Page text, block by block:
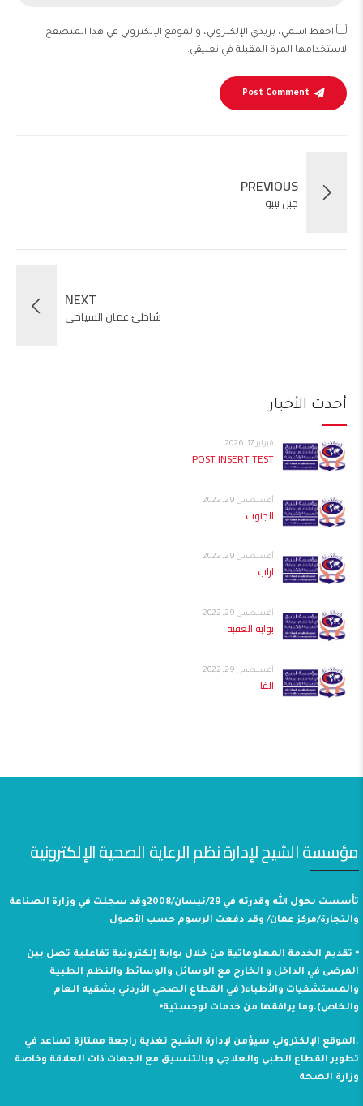
احفظ اسمي، بريدي الإلكتروني، والموقع الإلكتروني في هذا المتصفح
لاستخدامها المرة المقبلة في تعليقي.
Post Comment
PREVIOUS
جبل نيبو
NEXT
شاطئ عمان السياحي
أحدث الأخبار
فبراير 17, 2026
POST INSERT TEST
أغسطس 29, 2022
الجنوب
أغسطس 29, 2022
اراب
أغسطس 29, 2022
بوابة العقبة
أغسطس 29, 2022
الفا
مؤسسة الشيح لإدارة نظم الرعاية الصحية الإلكترونية
تأسست بحول الله وقدرته في 29/نيسان/2008وقد سجلت في وزارة الصناعة
والتجارة/مركز عمان/ وقد دفعت الرسوم حسب الأصول
⦁ تقديم الخدمة المعلوماتية من خلال بوابة إلكترونية تفاعلية تصل بين
المرضى في الداخل و الخارج مع الوسائل والوسائط والنظم الطبية
والمستشفيات والأطباء( في القطاع الصحي الأردني بشقيه العام
والخاص).وما يرافقها من خدمات لوجستية⦁
.الموقع الإلكتروني سيؤمن لإدارة الشيح تغذية راجعة ممتازة تساعد في
تطوير القطاع الطبي والعلاجي وبالتنسيق مع الجهات ذات العلاقة وخاصة
وزارة الصحة